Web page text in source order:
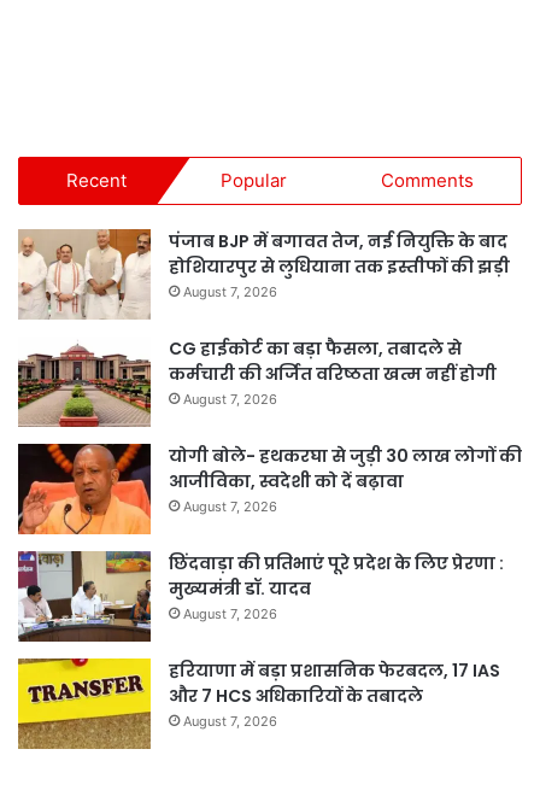
Recent Popular Comments
पंजाब BJP में बगावत तेज, नई नियुक्ति के बाद
होशियारपुर से लुधियाना तक इस्तीफों की झड़ी
August 7, 2026
CG हाईकोर्ट का बड़ा फैसला, तबादले से
कर्मचारी की अर्जित वरिष्ठता खत्म नहीं होगी
August 7, 2026
योगी बोले- हथकरघा से जुड़ी 30 लाख लोगों की
आजीविका, स्वदेशी को दें बढ़ावा
August 7, 2026
छिंदवाड़ा की प्रतिभाएं पूरे प्रदेश के लिए प्रेरणा :
मुख्यमंत्री डॉ. यादव
August 7, 2026
हरियाणा में बड़ा प्रशासनिक फेरबदल, 17 IAS
और 7 HCS अधिकारियों के तबादले
August 7, 2026